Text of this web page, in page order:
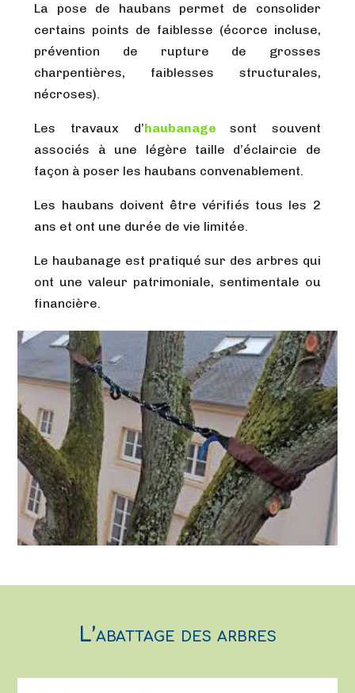
La pose de haubans permet de consolider
certains points de faiblesse (écorce incluse,
prévention de rupture de grosses
charpentières, faiblesses structurales,
nécroses).
Les travaux d’haubanage
sont souvent
associés à une légère taille d’éclaircie de
façon à poser les haubans convenablement.
Les haubans doivent être vérifiés tous les 2
ans et ont une durée de vie limitée.
Le haubanage est pratiqué sur des arbres qui
ont une valeur patrimoniale, sentimentale ou
financière.
L’abattage des arbres